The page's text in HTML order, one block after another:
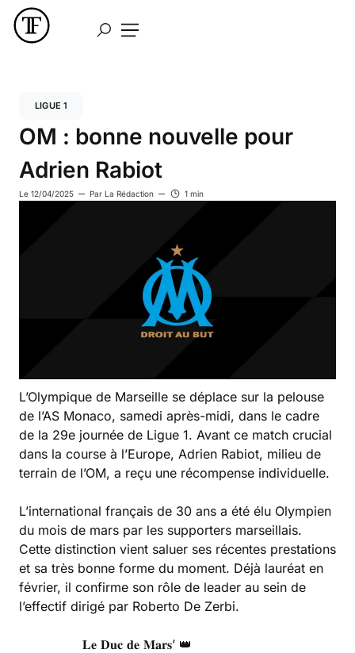
LIGUE 1
OM : bonne nouvelle pour
Adrien Rabiot
Le 12/04/2025 Par La Rédaction 1 min
L’Olympique de Marseille se déplace sur la pelouse
de l’AS Monaco, samedi après-midi, dans le cadre
de la 29e journée de Ligue 1. Avant ce match crucial
dans la course à l’Europe, Adrien Rabiot, milieu de
terrain de l’OM, a reçu une récompense individuelle.
L’international français de 30 ans a été élu Olympien
du mois de mars par les supporters marseillais.
Cette distinction vient saluer ses récentes prestations
et sa très bonne forme du moment. Déjà lauréat en
février, il confirme son rôle de leader au sein de
l’effectif dirigé par Roberto De Zerbi.
𝐋𝐞 𝐃𝐮𝐜 𝐝𝐞 𝐌𝐚𝐫𝐬’ 👑